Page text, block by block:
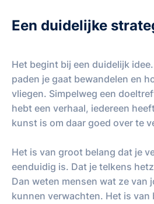
Een duidelijke
Het begint bij een duidelijk
paden je gaat bewandelen en
vliegen. Simpelweg een
hebt een verhaal, iedereen
kunst is om daar goed over te
Het is van groot belang dat je
eenduidig is. Dat je telkens
Dan weten mensen wat ze van
kunnen verwachten. Het is van